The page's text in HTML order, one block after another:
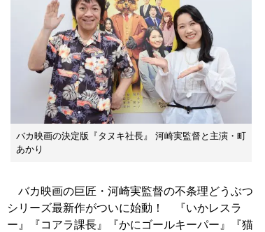
バカ映画の決定版『タヌキ社長』 河崎実監督と主演・町
あかり
バカ映画の巨匠・河崎実監督の不条理どうぶつ
シリーズ最新作がついに始動！ 『いかレスラ
ー』『コアラ課長』『かにゴールキーパー』『猫